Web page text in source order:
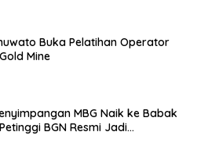
Buka Pelatihan Operator
Mine
MBG Naik ke Babak
BGN Resmi Jadi